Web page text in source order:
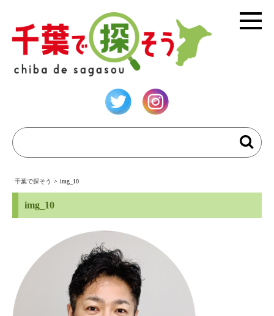
千葉で探そう > img_10
img_10